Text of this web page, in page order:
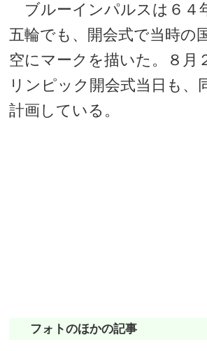
ブルーインパルスは６４
五輪でも、開会式で当時の
空にマークを描いた。８月
リンピック開会式当日も、
計画している。
フォトのほかの記事